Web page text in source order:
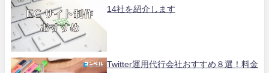
14社を紹介します
Twitter運用代行会社おすすめ８選！料金